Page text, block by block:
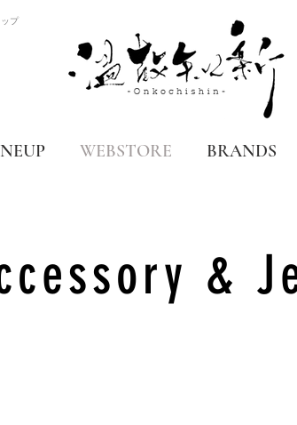
プ
WEBSTORE BRANDS
&